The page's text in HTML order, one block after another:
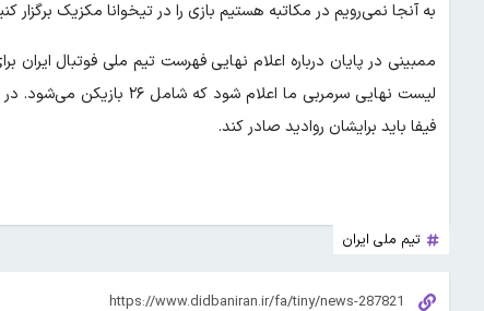
به آنجا نمی‌رویم در مکاتبه هستیم بازی را در تیخوانا مکزیک برگزار
لیست نهایی سرمربی ما
فیفا باید برایشان روادید صادر کند.
تیم ملی ایران